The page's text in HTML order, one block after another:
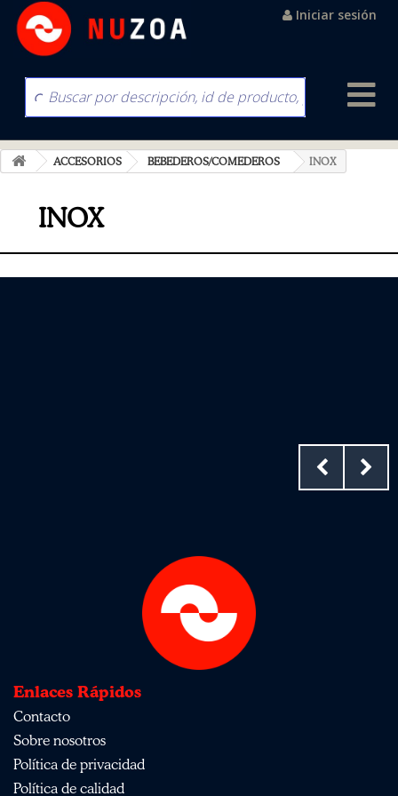
Iniciar sesión
ACCESORIOS BEBEDEROS/COMEDEROS INOX
INOX
Enlaces Rápidos
Contacto
Sobre nosotros
Política de privacidad
Política de calidad